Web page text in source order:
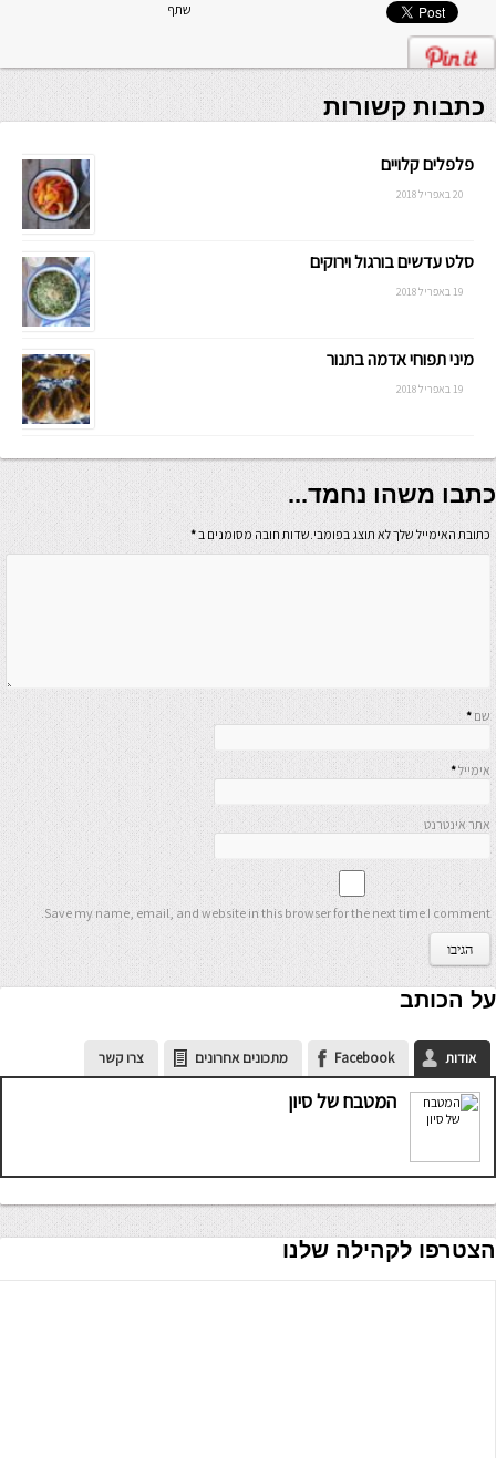
שתף
כתבות קשורות
פלפלים קלויים
20 באפריל 2018
סלט עדשים בורגול וירוקים
19 באפריל 2018
מיני תפוחי אדמה בתנור
19 באפריל 2018
כתבו משהו נחמד...
כתובת האימייל שלך לא תוצג בפומבי.שדות חובה מסומנים ב*
שם *
אימייל*
אתר אינטרנט
Save my name, email, and website in this browser for the next time I comment.
על הכותב
אודות Facebook מתכונים אחרונים צרו קשר
המטבח של סיון
הצטרפו לקהילה שלנו